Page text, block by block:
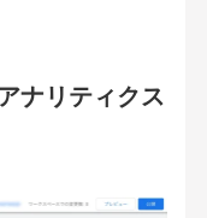
ナリティクス